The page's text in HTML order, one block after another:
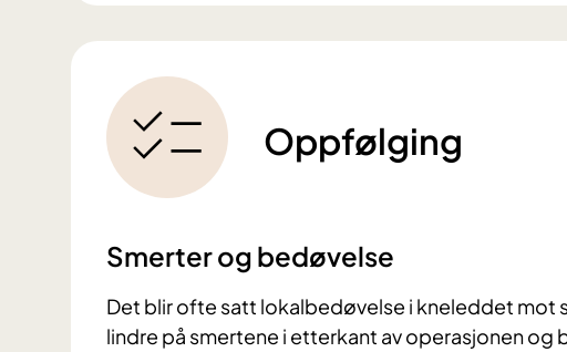
Oppfølging
Smerter og bedøvelse
Det blir ofte satt lokalbedøvelse i kneleddet mot
lindre på smertene i etterkant av operasjonen og